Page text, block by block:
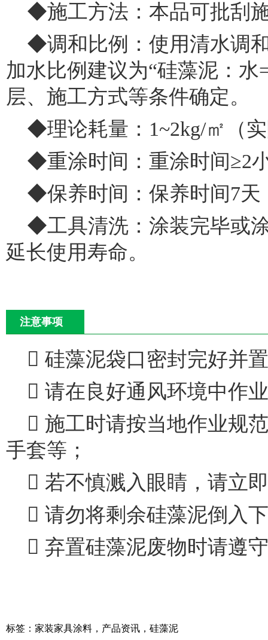
◆施工方法：本品可批刮
◆调和比例：使用清水调
加水比例建议为“硅藻泥：水
层、施工方式等条件确定。
◆理论耗量：1~2kg/㎡（
◆重涂时间：重涂时间≥2
◆保养时间：保养时间7天
◆工具清洗：涂装完毕或
延长使用寿命。
注意事项
 硅藻泥袋口密封完好并
 请在良好通风环境中作
 施工时请按当地作业规
手套等；
 若不慎溅入眼睛，请立
 请勿将剩余硅藻泥倒入
 弃置硅藻泥废物时请遵
标签： 家装家具涂料 ， 产品资讯 ， 硅藻泥